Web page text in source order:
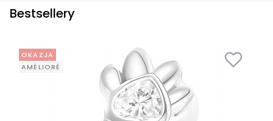
Bestsellery
OKAZJA
AMÉLIORÉ